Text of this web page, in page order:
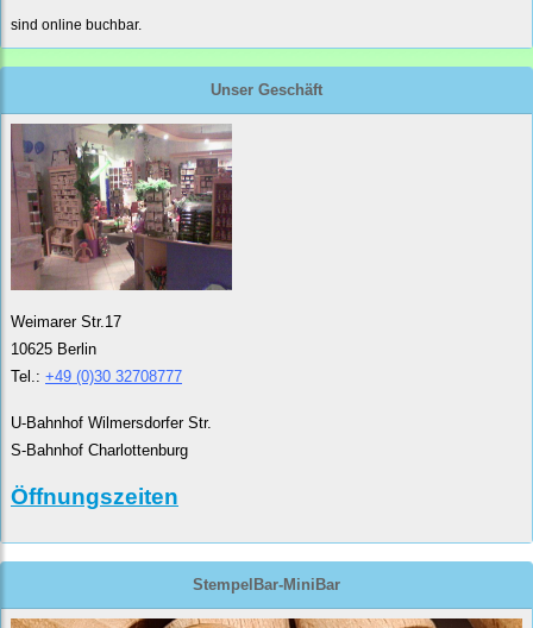
sind online buchbar.
Unser Geschäft
Weimarer Str.17
10625 Berlin
Tel.: +49 (0)30 32708777
U-Bahnhof Wilmersdorfer Str.
S-Bahnhof Charlottenburg
Öffnungszeiten
StempelBar-MiniBar